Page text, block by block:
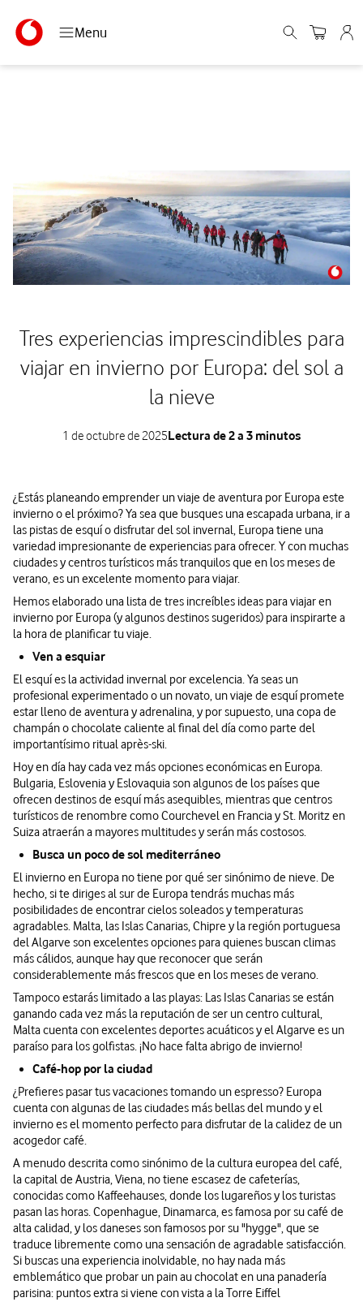
Menu
Tres experiencias imprescindibles para
viajar en invierno por Europa: del sol a
la nieve
1 de octubre de 2025 Lectura de 2 a 3 minutos
¿Estás planeando emprender un viaje de aventura por Europa este
invierno o el próximo? Ya sea que busques una escapada urbana, ir a
las pistas de esquí o disfrutar del sol invernal, Europa tiene una
variedad impresionante de experiencias para ofrecer. Y con muchas
ciudades y centros turísticos más tranquilos que en los meses de
verano, es un excelente momento para viajar.
Hemos elaborado una lista de tres increíbles ideas para viajar en
invierno por Europa (y algunos destinos sugeridos) para inspirarte a
la hora de planificar tu viaje.
Ven a esquiar
El esquí es la actividad invernal por excelencia. Ya seas un
profesional experimentado o un novato, un viaje de esquí promete
estar lleno de aventura y adrenalina, y por supuesto, una copa de
champán o chocolate caliente al final del día como parte del
importantísimo ritual après-ski.
Hoy en día hay cada vez más opciones económicas en Europa.
Bulgaria, Eslovenia y Eslovaquia son algunos de los países que
ofrecen destinos de esquí más asequibles, mientras que centros
turísticos de renombre como Courchevel en Francia y St. Moritz en
Suiza atraerán a mayores multitudes y serán más costosos.
Busca un poco de sol mediterráneo
El invierno en Europa no tiene por qué ser sinónimo de nieve. De
hecho, si te diriges al sur de Europa tendrás muchas más
posibilidades de encontrar cielos soleados y temperaturas
agradables. Malta, las Islas Canarias, Chipre y la región portuguesa
del Algarve son excelentes opciones para quienes buscan climas
más cálidos, aunque hay que reconocer que serán
considerablemente más frescos que en los meses de verano.
Tampoco estarás limitado a las playas: Las Islas Canarias se están
ganando cada vez más la reputación de ser un centro cultural,
Malta cuenta con excelentes deportes acuáticos y el Algarve es un
paraíso para los golfistas. ¡No hace falta abrigo de invierno!
Café-hop por la ciudad
¿Prefieres pasar tus vacaciones tomando un espresso? Europa
cuenta con algunas de las ciudades más bellas del mundo y el
invierno es el momento perfecto para disfrutar de la calidez de un
acogedor café.
A menudo descrita como sinónimo de la cultura europea del café,
la capital de Austria, Viena, no tiene escasez de cafeterías,
conocidas como Kaffeehauses, donde los lugareños y los turistas
pasan las horas. Copenhague, Dinamarca, es famosa por su café de
alta calidad, y los daneses son famosos por su "hygge", que se
traduce libremente como una sensación de agradable satisfacción.
Si buscas una experiencia inolvidable, no hay nada más
emblemático que probar un pain au chocolat en una panadería
parisina: puntos extra si viene con vista a la Torre Eiffel